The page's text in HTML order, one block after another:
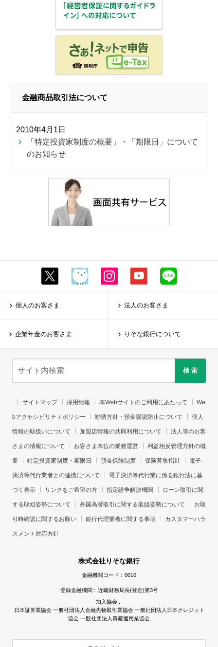
金融商品取引法について
2010年4月1日
「特定投資家制度の概要」・「期限日」について
のお知らせ
個人のお客さま 法人のお客さま
企業年金のお客さま りそな銀行について
検 索
サイトマップ 採用情報 本Webサイトのご利用にあたって We
bアクセシビリティポリシー 勧誘方針・預金誤認防止について 個人
情報の取扱いについて 加盟店情報の共同利用について 法人等のお客
さまの情報について お客さま本位の業務運営 利益相反管理方針の概
要 特定投資家制度・期限日 預金保険制度 保険募集指針 電子
決済等代行業者との連携について 電子決済等代行業に係る銀行法に基
づく表示 リンクをご希望の方 指定紛争解決機関 ローン取引に関
する取組姿勢について 外国為替取引に関する取組姿勢について お取
引時確認に関するお願い 銀行代理業者に関する事項 カスタマーハラ
スメント対応方針
株式会社りそな銀行
金融機関コード : 0010
登録金融機関 : 近畿財務局長(登金)第3号
加入協会 :
日本証券業協会 一般社団法人金融先物取引業協会 一般社団法人日本クレジット
協会 一般社団法人資産運用業協会